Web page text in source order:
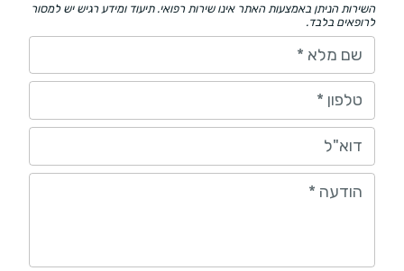
השירות הניתן באמצעות האתר אינו שירות רפואי. תיעוד ומידע רגיש יש למסור
לרופאים בלבד.
שם מלא *
טלפון *
דוא"ל
הודעה *